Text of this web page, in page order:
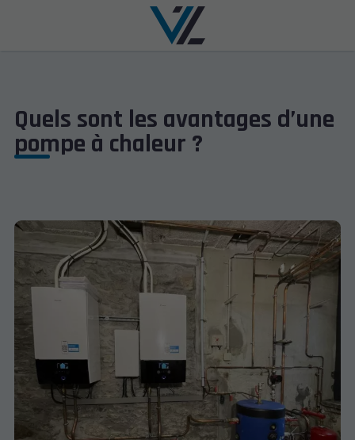
Quels sont les avantages d’une
pompe à chaleur ?